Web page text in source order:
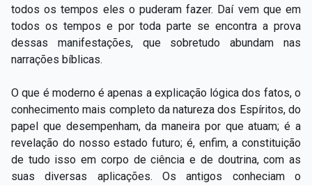
todos os tempos eles o puderam fazer. Daí vem que em
todos os tempos e por toda parte se encontra a prova
dessas manifestações, que sobretudo abundam nas
narrações bíblicas.
O que é moderno é apenas a explicação lógica dos fatos, o
conhecimento mais completo da natureza dos Espíritos, do
papel que desempenham, da maneira por que atuam; é a
revelação do nosso estado futuro; é, enfim, a constituição
de tudo isso em corpo de ciência e de doutrina, com as
suas diversas aplicações. Os antigos conheciam o